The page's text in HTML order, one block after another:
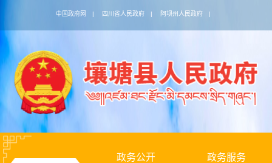
中国政府网 | 四川省人民政府 | 阿坝州人民政府 |
政务公开 政务服务